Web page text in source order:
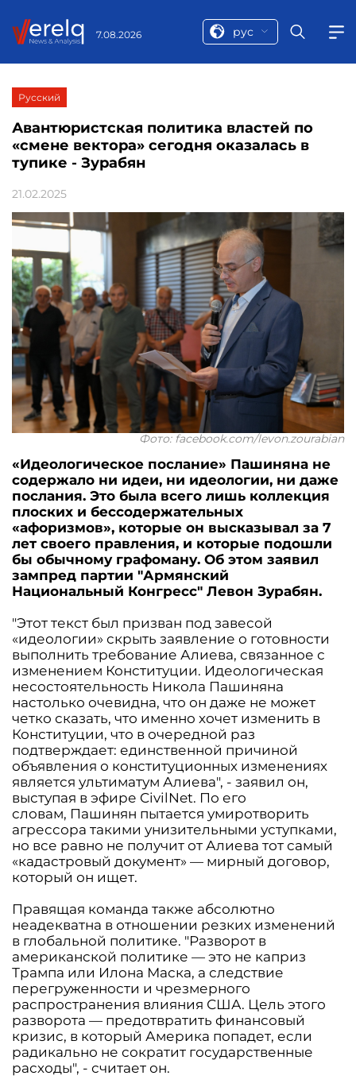
7.08.2026 рус
Русский
Авантюристская политика властей по
«смене вектора» сегодня оказалась в
тупике - Зурабян
21.02.2025
Фото: facebook.com/levon.zourabian
«Идеологическое послание» Пашиняна не
содержало ни идеи, ни идеологии, ни даже
послания. Это была всего лишь коллекция
плоских и бессодержательных
«афоризмов», которые он высказывал за 7
лет своего правления, и которые подошли
бы обычному графоману. Об этом заявил
зампред партии "Армянский
Национальный Конгресс" Левон Зурабян.
"Этот текст был призван под завесой
«идеологии» скрыть заявление о готовности
выполнить требование Алиева, связанное с
изменением Конституции. Идеологическая
несостоятельность Никола Пашиняна
настолько очевидна, что он даже не может
четко сказать, что именно хочет изменить в
Конституции, что в очередной раз
подтверждает: единственной причиной
объявления о конституционных изменениях
является ультиматум Алиева", - заявил он,
выступая в эфире CivilNet. По его
словам, Пашинян пытается умиротворить
агрессора такими унизительными уступками,
но все равно не получит от Алиева тот самый
«кадастровый документ» — мирный договор,
который он ищет.
Правящая команда также абсолютно
неадекватна в отношении резких изменений
в глобальной политике. "Разворот в
американской политике — это не каприз
Трампа или Илона Маска, а следствие
перегруженности и чрезмерного
распространения влияния США. Цель этого
разворота — предотвратить финансовый
кризис, в который Америка попадет, если
радикально не сократит государственные
расходы", - считает он.